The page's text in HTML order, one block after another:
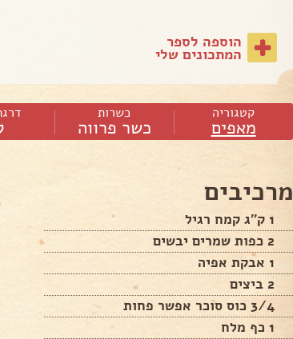
הוספה לספר
המתכונים שלי
קטגוריה
מאפים
כשרות
כשר פרווה
מרכיבים
1 ק''ג קמח רגיל
2 כפות שמרים יבשים
1 אבקת אפיה
2 ביצים
3/4 כוס סוכר אפשר פחות
1 כף מלח